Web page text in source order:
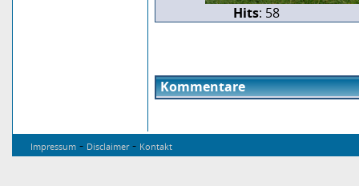
Hits: 58
Kommentare
Impressum - Disclaimer- Kontakt